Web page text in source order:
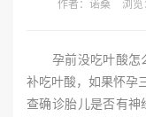
作者：诺桑 浏览
孕前没吃叶酸怎么
补吃叶酸，如果怀孕
查确诊胎儿是否有